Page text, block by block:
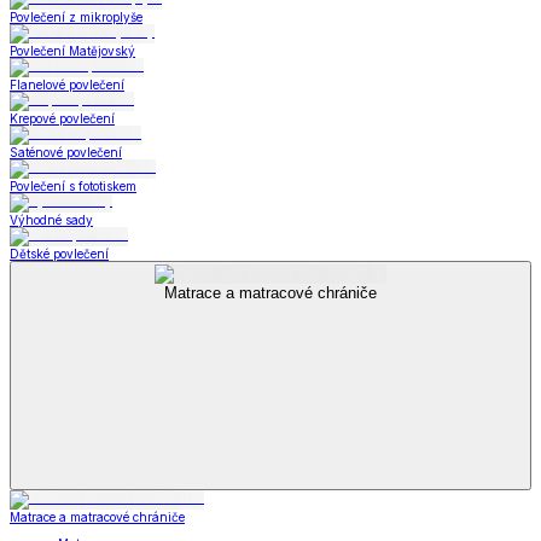
Povlečení z mikroplyše
Povlečení Matějovský
Flanelové povlečení
Krepové povlečení
Saténové povlečení
Povlečení s fototiskem
Výhodné sady
Dětské povlečení
Matrace a matracové chrániče
Matrace a matracové chrániče